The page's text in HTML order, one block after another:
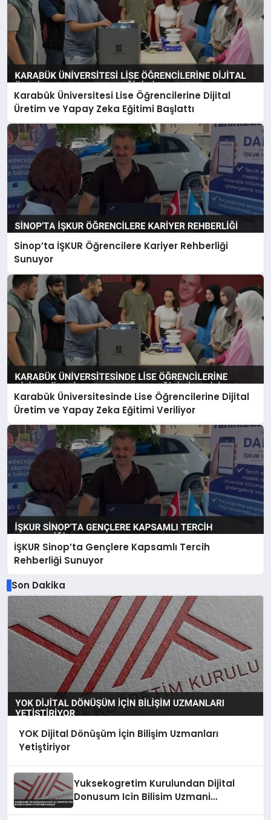
Karabük Üniversitesi Lise Öğrencilerine Dijital
Üretim ve Yapay Zeka Eğitimi Başlattı
Sinop’ta İŞKUR Öğrencilere Kariyer Rehberliği
Sunuyor
Karabük Üniversitesinde Lise Öğrencilerine Dijital
Üretim ve Yapay Zeka Eğitimi Veriliyor
İŞKUR Sinop’ta Gençlere Kapsamlı Tercih
Rehberliği Sunuyor
Son Dakika
YOK Dijital Dönüşüm İçin Bilişim Uzmanları
Yetiştiriyor
Yuksekogretim Kurulundan Dijital
Donusum Icin Bilisim Uzmani